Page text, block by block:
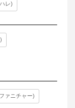
レ)
ァニチャー)